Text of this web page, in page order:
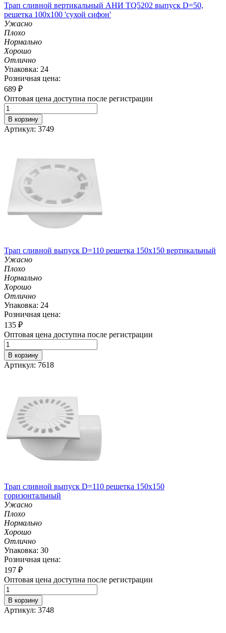
Трап сливной вертикальный АНИ TQ5202 выпуск D=50,
решетка 100х100 'сухой сифон'
Ужасно
Плохо
Нормально
Хорошо
Отлично
Упаковка: 24
Розничная цена:
689 ₽
Оптовая цена доступна после регистрации
В корзину
Артикул: 3749
Трап сливной выпуск D=110 решетка 150х150 вертикальный
Ужасно
Плохо
Нормально
Хорошо
Отлично
Упаковка: 24
Розничная цена:
135 ₽
Оптовая цена доступна после регистрации
В корзину
Артикул: 7618
Трап сливной выпуск D=110 решетка 150х150
горизонтальный
Ужасно
Плохо
Нормально
Хорошо
Отлично
Упаковка: 30
Розничная цена:
197 ₽
Оптовая цена доступна после регистрации
В корзину
Артикул: 3748